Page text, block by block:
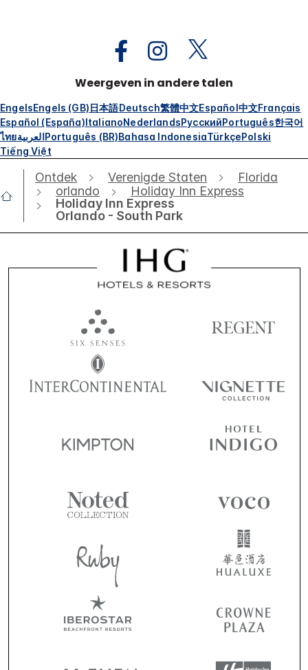
Weergeven in andere talen
EngelsEngels (GB)日本語Deutsch繁體中文Español中文Français
Español (España)ItalianoNederlandsРусскийPortuguês한국어
ไทยالعربيةPortuguês (BR)Bahasa IndonesiaTürkçePolski
Tiếng Việt
Ontdek Verenigde Staten
Florida
orlando
Holiday Inn Express
Holiday Inn Express
Orlando - South Park